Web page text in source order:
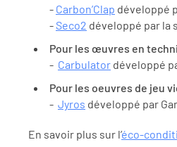
- Carbon’Clap développé
- Seco2 développé par la
Pour les œuvres en
- Carbulator développé
Pour les oeuvres de jeu
- Jyros développé par
En savoir plus sur l’éco-